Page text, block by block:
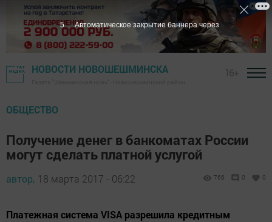
НОВОСТИ НОВОШЕШМИНСКА
ОБЩЕСТВО
Получение денег в банкоматах России
могут сделать платной услугой
автор, 18 марта 2017 - 06:22 766 0 0
Платежная система VISA разрешила кредитным
4 Автоматическое закрытие баннера через